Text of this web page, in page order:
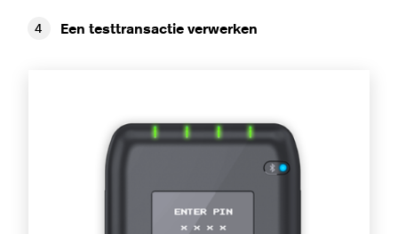
Een testtransactie verwerken